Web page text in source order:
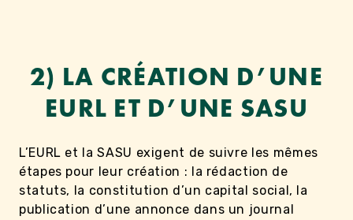
2) LA CRÉATION D’UNE
EURL ET D’UNE SASU
L’EURL et la SASU exigent de suivre les mêmes
étapes pour leur création : la rédaction de
statuts, la constitution d’un capital social, la
publication d’une annonce dans un journal